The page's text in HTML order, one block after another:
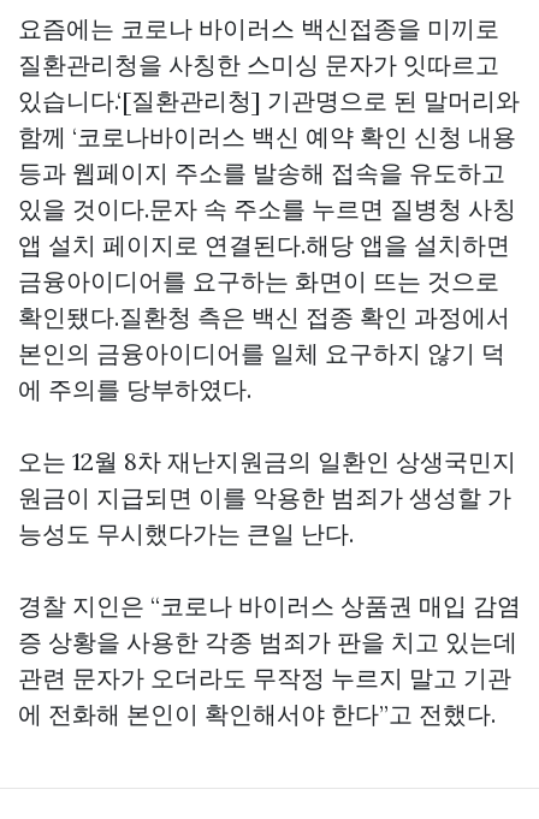
요즘에는 코로나 바이러스 백신접종을 미끼로
질환관리청을 사칭한 스미싱 문자가 잇따르고
있습니다.‘[질환관리청] 기관명으로 된 말머리와
함께 ‘코로나바이러스 백신 예약 확인 신청 내용
등과 웹페이지 주소를 발송해 접속을 유도하고
있을 것이다.문자 속 주소를 누르면 질병청 사칭
앱 설치 페이지로 연결된다.해당 앱을 설치하면
금융아이디어를 요구하는 화면이 뜨는 것으로
확인됐다.질환청 측은 백신 접종 확인 과정에서
본인의 금융아이디어를 일체 요구하지 않기 덕
에 주의를 당부하였다.
오는 12월 8차 재난지원금의 일환인 상생국민지
원금이 지급되면 이를 악용한 범죄가 생성할 가
능성도 무시했다가는 큰일 난다.
경찰 지인은 “코로나 바이러스 상품권 매입 감염
증 상황을 사용한 각종 범죄가 판을 치고 있는데
관련 문자가 오더라도 무작정 누르지 말고 기관
에 전화해 본인이 확인해서야 한다”고 전했다.